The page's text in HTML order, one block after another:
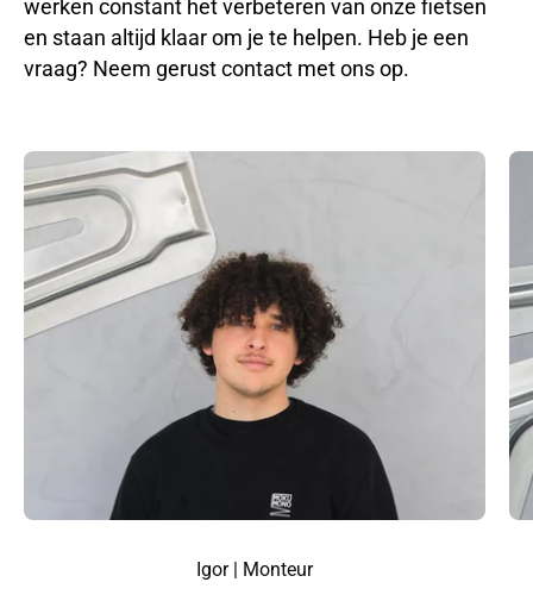
werken constant het verbeteren van onze fietsen
en staan altijd klaar om je te helpen. Heb je een
vraag? Neem gerust contact met ons op.
Igor | Monteur